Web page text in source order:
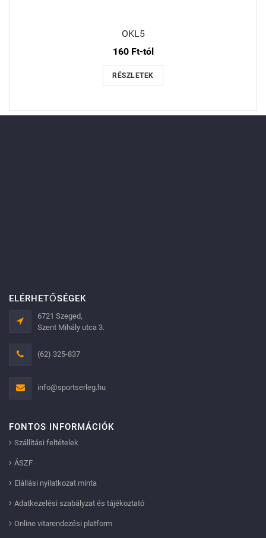
OKL5
160 Ft-tól
RÉSZLETEK
ELÉRHETŐSÉGEK
6721 Szeged,
Szent Mihály utca 3.
(62) 325-837
info@sportserleg.hu
FONTOS INFORMÁCIÓK
Szállítási feltételek
ÁSZF
Elállási nyilatkozat minta
Adatkezelési szabályzat és tájékoztató
Online vitarendezési platform